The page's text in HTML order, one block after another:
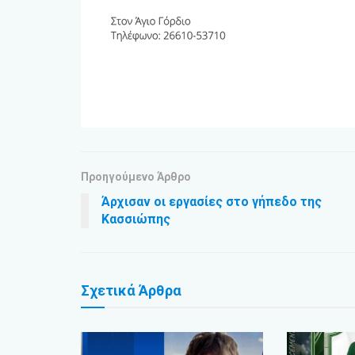
Προηγούμενο Άρθρο
Άρχισαν οι εργασίες στο γήπεδο της
Κασσιώπης
ΣχετικάΆρθρα